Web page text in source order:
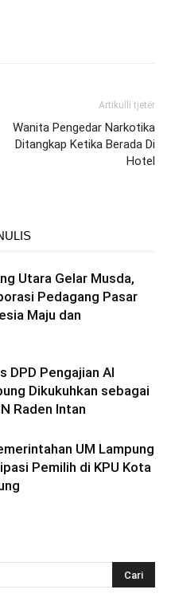
Artikulli tjetër
Wanita Pengedar Narkotika
Ditangkap Ketika Berada Di
Hotel
Utara Gelar Musda,
Pedagang Pasar
Maju dan
DPD Pengajian Al
Dikukuhkan sebagai
Raden Intan
UM Lampung
Pemilih di KPU Kota